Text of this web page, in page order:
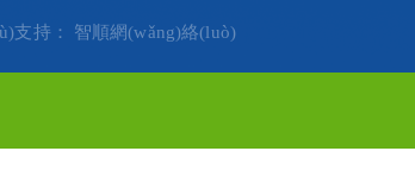
支持： 智順網(wǎng)絡(luò)